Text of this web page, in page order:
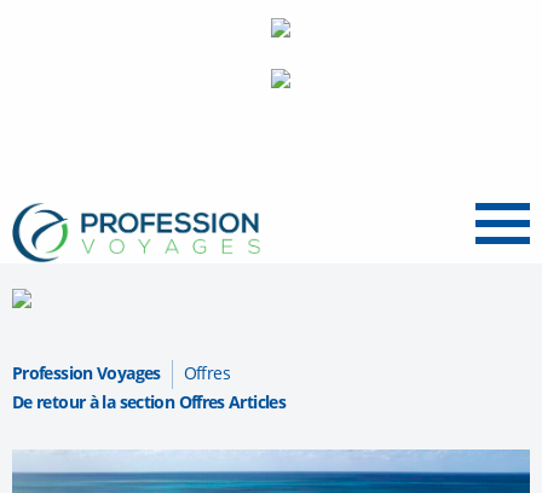
Menu
Profession Voyages
Offres
De retour à la section Offres Articles